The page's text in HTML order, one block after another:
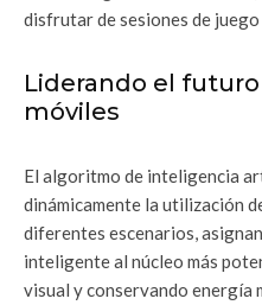
disfrutar de sesiones de
Liderando el
móviles
El algoritmo de inteligencia
dinámicamente la utilización
diferentes escenarios,
inteligente al núcleo más
visual y conservando energía